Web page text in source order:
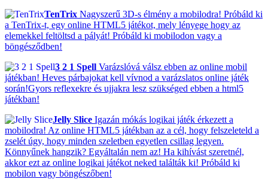
TenTrix Nagyszerű 3D-s élmény a mobilodra! Próbáld ki
a TenTrix-t, egy online HTML5 játékot, mely lényege hogy az
elemekkel feltöltsd a pályát! Próbáld ki mobilodon vagy a
böngésződben!
3 2 1 Spell Varázslóvá válsz ebben az online mobil
játékban! Heves párbajokat kell vívnod a varázslatos online játék
során!Gyors reflexekre és ujjakra lesz szükséged ebben a html5
játékban!
Jelly Slice Igazán mókás logikai játék érkezett a
mobilodra! Az online HTML5 játékban az a cél, hogy felszeleteld a
zselét úgy, hogy minden szeletben egyetlen csillag legyen.
Könnyűnek hangzik? Egyáltalán nem az! Ha kihívást szeretnél,
akkor ezt az online logikai játékot neked találták ki! Próbáld ki
mobilon vagy böngészőben!